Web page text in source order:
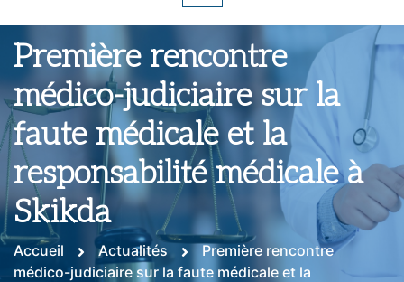
Première rencontre
médico-judiciaire sur la
faute médicale et la
responsabilité médicale à
Skikda
Accueil Actualités
Première rencontre
médico-judiciaire sur la faute médicale et la